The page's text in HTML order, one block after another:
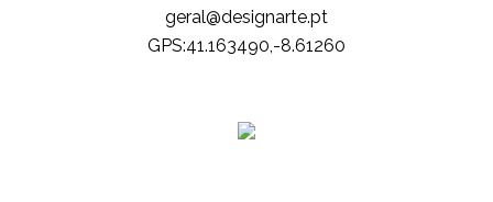
tp.etrangised@lareg
GPS:41.163490,-8.61260